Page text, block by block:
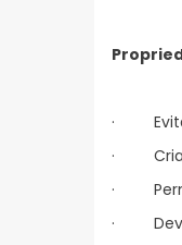
· Evita
· Cria
·
·